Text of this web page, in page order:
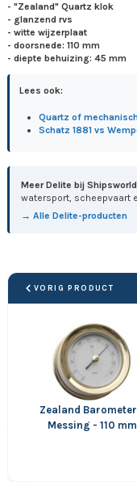
- "Zealand" Quartz klok
- glanzend rvs
- witte wijzerplaat
- doorsnede: 110 mm
- diepte behuizing: 45 mm
Lees ook:
Quartz of
Schatz 1881 vs
Meer Delite bij
watersport, scheepvaart
→ Alle Delite-producten
VORIG PRODUCT
Zealand
Messing - 110 mm